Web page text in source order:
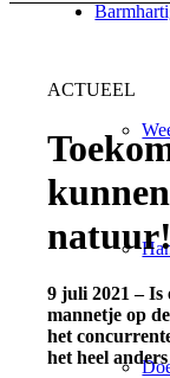
ACTUEEL
9 juli 2021 – Is
mannetje op
het
het heel